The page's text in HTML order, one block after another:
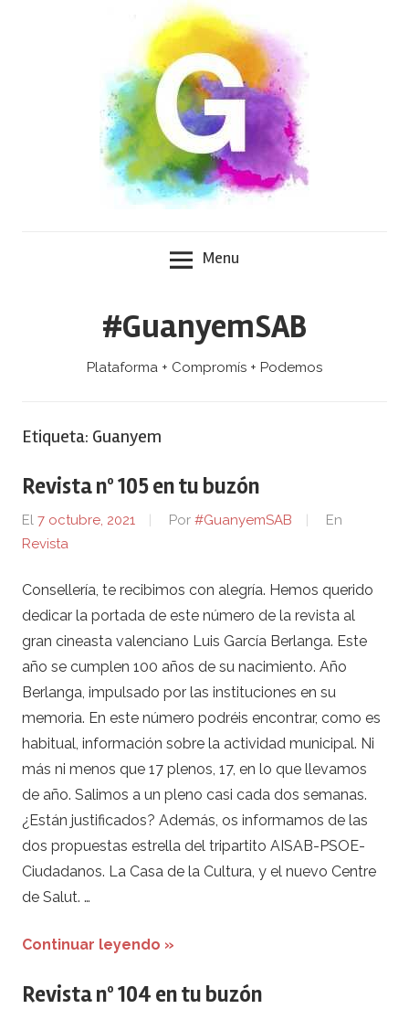
Menu
#GuanyemSAB
Plataforma + Compromís + Podemos
Etiqueta: Guanyem
Revista nº 105 en tu buzón
El 7 octubre, 2021 Por #GuanyemSAB
En
Revista
Consellería, te recibimos con alegría. Hemos querido
dedicar la portada de este número de la revista al
gran cineasta valenciano Luis García Berlanga. Este
año se cumplen 100 años de su nacimiento. Año
Berlanga, impulsado por las instituciones en su
memoria. En este número podréis encontrar, como es
habitual, información sobre la actividad municipal. Ni
más ni menos que 17 plenos, 17, en lo que llevamos
de año. Salimos a un pleno casi cada dos semanas.
¿Están justificados? Además, os informamos de las
dos propuestas estrella del tripartito AISAB-PSOE-
Ciudadanos. La Casa de la Cultura, y el nuevo Centre
de Salut. …
Continuar leyendo »
Revista nº 104 en tu buzón